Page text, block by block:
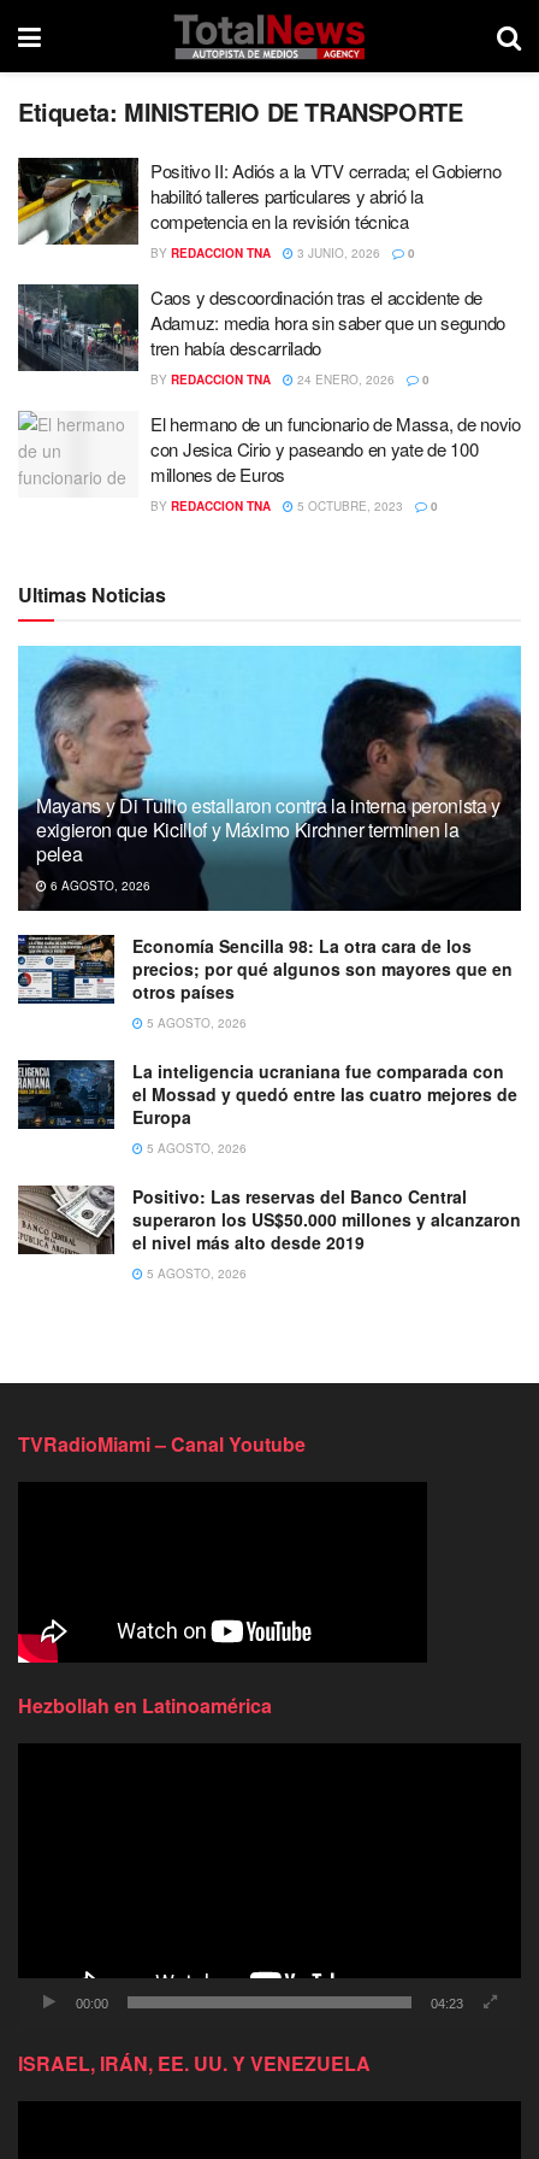
Etiqueta: MINISTERIO DE TRANSPORTE
Positivo II: Adiós a la VTV cerrada; el Gobierno
habilitó talleres particulares y abrió la
competencia en la revisión técnica
BY REDACCION TNA 3 JUNIO, 2026 0
Caos y descoordinación tras el accidente de
Adamuz: media hora sin saber que un segundo
tren había descarrilado
BY REDACCION TNA 24 ENERO, 2026 0
El hermano de un funcionario de Massa, de novio
con Jesica Cirio y paseando en yate de 100
millones de Euros
BY REDACCION TNA 5 OCTUBRE, 2023 0
Ultimas Noticias
Mayans y Di Tullio estallaron contra la interna peronista y
exigieron que Kicillof y Máximo Kirchner terminen la
pelea
6 AGOSTO, 2026
Economía Sencilla 98: La otra cara de los
precios; por qué algunos son mayores que en
otros países
5 AGOSTO, 2026
La inteligencia ucraniana fue comparada con
el Mossad y quedó entre las cuatro mejores de
Europa
5 AGOSTO, 2026
Positivo: Las reservas del Banco Central
superaron los US$50.000 millones y alcanzaron
el nivel más alto desde 2019
5 AGOSTO, 2026
TVRadioMiami – Canal Youtube
Hezbollah en Latinoamérica
00:00 04:23
ISRAEL, IRÁN, EE. UU. Y VENEZUELA